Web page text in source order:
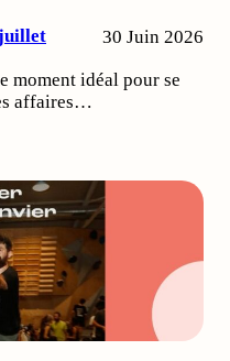
juillet 30 Juin 2026
moment idéal pour se
affaires…